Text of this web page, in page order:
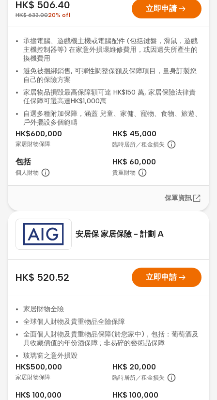
HK$ 506.40
HK$ 633.0020% off
立即申請arrow_right_alt
承擔電腦、遊戲機主機或電腦配件 (包括鍵盤，滑鼠，遊戲
主機控制器等) 在家意外損壞維修費用，或因遺失所產生的
換機費用
避免被捆綁銷售, 可彈性調整保額及保障項目，量身訂製您
自己的保險方案
家居物品損毀最高保障額可達 HK$150 萬, 家居保險法律責
任保障可選高達HK$1,000萬
自選多種附加保障，涵蓋 兒童、家傭、寵物、食物、旅遊、
戶外擺設多個範疇
HK$600,000
家居財物保障
HK$ 45,000
臨時居所／租金損失
包括
個人財物
HK$ 60,000
貴重財物
保單資訊
安居保 家居保險 - 計劃 A
HK$ 520.52 立即申請arrow_right_alt
家居財物全險
全球個人財物及貴重物品全險保障
全面個人財物及貴重物品保障(於您家中)，包括：葡萄酒及
具收藏價值的年份酒保障 ; 非易碎的藝術品保障
玻璃窗之意外損毀
HK$500,000
家居財物保障
HK$ 20,000
臨時居所／租金損失
HK$ 100,000 HK$ 100,000